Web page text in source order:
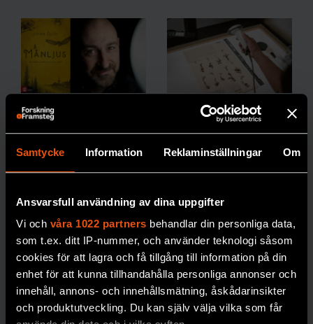
Samtycke Information Reklaminställningar Om
Ansvarsfull användning av dina uppgifter
Vi och våra 1022 partners behandlar din personliga data,
som t.ex. ditt IP-nummer, och använder teknologi såsom
cookies för att lagra och få tillgång till information på din
enhet för att kunna tillhandahålla personliga annonser och
innehåll, annons- och innehållsmätning, åskådarinsikter
och produktutveckling. Du kan själv välja vilka som får
Johan Eklöf:
”Vi ska vara
rädda om
månskenet”
I boken Månljus
skildrar biologen
Johan Eklöf de
rytmer månen ger
upphov till på
jorden.
MÅNEN
Hur vet man
att en art är
utrotad?
arter som har klassats
återupptäckts igen.
Med matematiska
modeller och AI ska
bedömningarna få
bättre precision.